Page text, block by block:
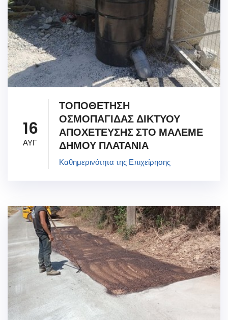
16
ΑΥΓ
ΤΟΠΟΘΕΤΗΣΗ
ΟΣΜΟΠΑΓΙΔΑΣ ΔΙΚΤΥΟΥ
ΑΠΟΧΕΤΕΥΣΗΣ ΣΤΟ ΜΑΛΕΜΕ
ΔΗΜΟΥ ΠΛΑΤΑΝΙΑ
Καθημερινότητα της Επιχείρησης